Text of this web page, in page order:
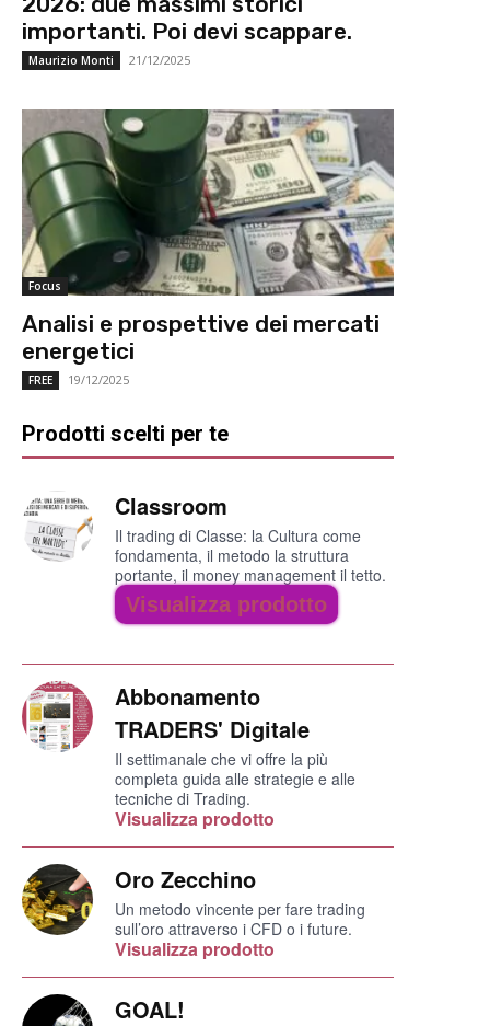
importanti. Poi devi scappare.
Maurizio Monti 21/12/2025
Focus
Analisi e prospettive dei mercati
energetici
FREE 19/12/2025
Prodotti scelti per te
Classroom
Il trading di Classe: la Cultura come
fondamenta, il metodo la struttura
portante, il money management il tetto.
Visualizza prodotto
Abbonamento
TRADERS' Digitale
Il settimanale che vi offre la più
completa guida alle strategie e alle
tecniche di Trading.
Visualizza prodotto
Oro Zecchino
Un metodo vincente per fare trading
sull’oro attraverso i CFD o i future.
Visualizza prodotto
GOAL!